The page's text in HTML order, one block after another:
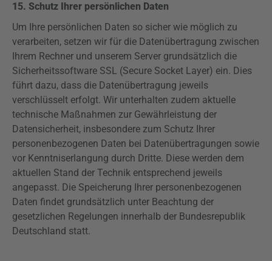
15. Schutz Ihrer persönlichen Daten
Um Ihre persönlichen Daten so sicher wie möglich zu
verarbeiten, setzen wir für die Datenübertragung zwischen
Ihrem Rechner und unserem Server grundsätzlich die
Sicherheitssoftware SSL (Secure Socket Layer) ein. Dies
führt dazu, dass die Datenübertragung jeweils
verschlüsselt erfolgt. Wir unterhalten zudem aktuelle
technische Maßnahmen zur Gewährleistung der
Datensicherheit, insbesondere zum Schutz Ihrer
personenbezogenen Daten bei Datenübertragungen sowie
vor Kenntniserlangung durch Dritte. Diese werden dem
aktuellen Stand der Technik entsprechend jeweils
angepasst. Die Speicherung Ihrer personenbezogenen
Daten findet grundsätzlich unter Beachtung der
gesetzlichen Regelungen innerhalb der Bundesrepublik
Deutschland statt.